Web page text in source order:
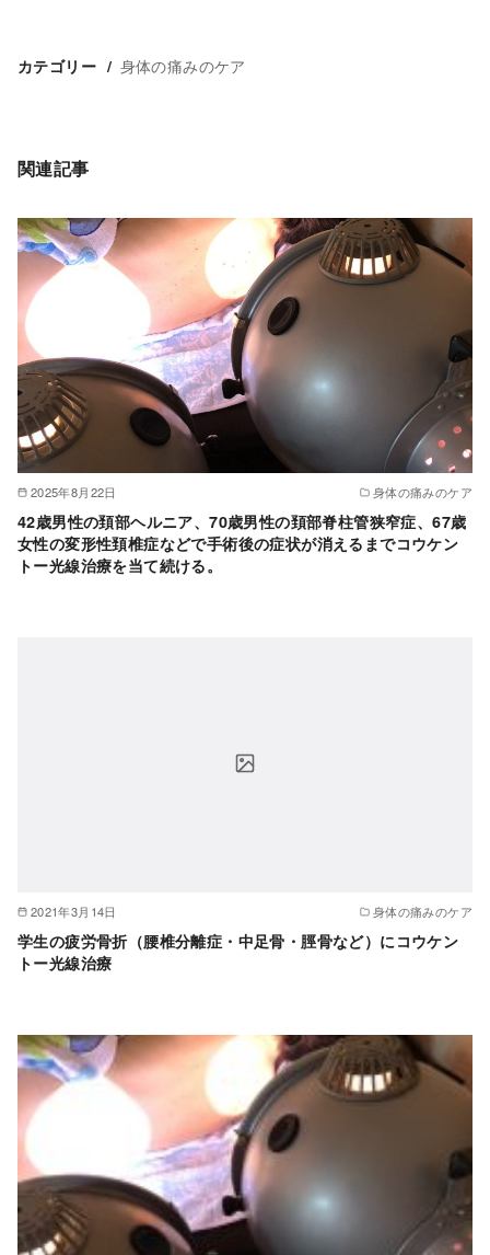
カテゴリー 身体の痛みのケア
関連記事
2025年8月22日 身体の痛みのケア
42歳男性の頚部ヘルニア、70歳男性の頚部脊柱管狭窄症、67歳
女性の変形性頚椎症などで手術後の症状が消えるまでコウケン
トー光線治療を当て続ける。
2021年3月14日 身体の痛みのケア
学生の疲労骨折（腰椎分離症・中足骨・脛骨など）にコウケン
トー光線治療